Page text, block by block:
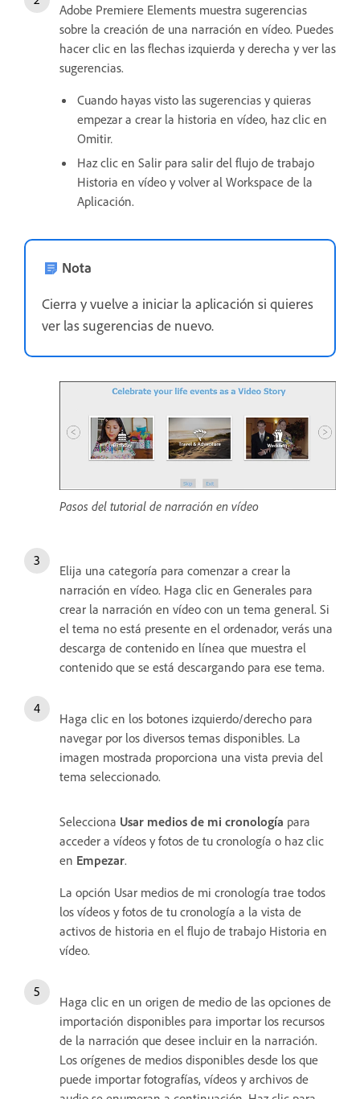
Adobe Premiere Elements muestra sugerencias
sobre la creación de una narración en vídeo. Puedes
hacer clic en las flechas izquierda y derecha y ver las
sugerencias.
Cuando hayas visto las sugerencias y quieras
empezar a crear la historia en vídeo, haz clic en
Omitir.
Haz clic en Salir para salir del flujo de trabajo
Historia en vídeo y volver al Workspace de la
Aplicación.
Nota
Cierra y vuelve a iniciar la aplicación si quieres
ver las sugerencias de nuevo.
Pasos del tutorial de narración en vídeo
Elija una categoría para comenzar a crear la
narración en vídeo. Haga clic en Generales para
crear la narración en vídeo con un tema general. Si
el tema no está presente en el ordenador, verás una
descarga de contenido en línea que muestra el
contenido que se está descargando para ese tema.
Haga clic en los botones izquierdo/derecho para
navegar por los diversos temas disponibles. La
imagen mostrada proporciona una vista previa del
tema seleccionado.
Selecciona Usar medios de mi cronología para
acceder a vídeos y fotos de tu cronología o haz clic
en Empezar.
La opción Usar medios de mi cronología trae todos
los vídeos y fotos de tu cronología a la vista de
activos de historia en el flujo de trabajo Historia en
vídeo.
Haga clic en un origen de medio de las opciones de
importación disponibles para importar los recursos
de la narración que desee incluir en la narración.
Los orígenes de medios disponibles desde los que
puede importar fotografías, vídeos y archivos de